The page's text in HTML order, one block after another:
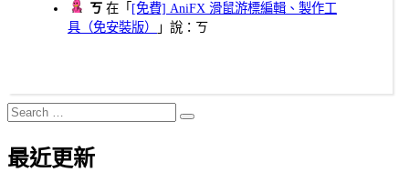
ㄎ 在「 [免費] AniFX 滑鼠游標編輯、製作工
具（免安裝版）
」說：ㄎ
Search
for:
Search
最近更新